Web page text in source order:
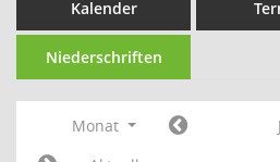
Kalender
Niederschriften
Monat